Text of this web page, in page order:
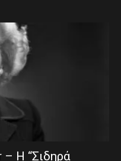
Η “Σιδηρά